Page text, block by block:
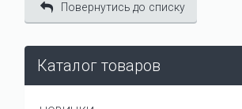
Повернутись до списку
Каталог товаров